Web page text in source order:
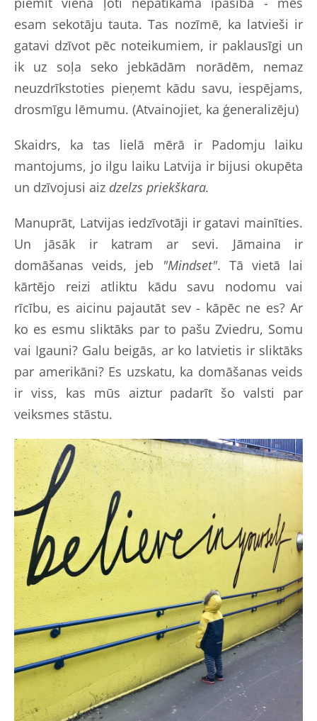
esam sekotāju tauta. Tas nozīmē, ka latvieši ir
gatavi dzīvot pēc noteikumiem, ir paklausīgi un
ik uz soļa seko jebkādām norādēm, nemaz
neuzdrīkstoties pieņemt kādu savu, iespējams,
drosmīgu lēmumu. (Atvainojiet, ka ģeneralizēju)
Skaidrs, ka tas lielā mērā ir Padomju laiku
mantojums, jo ilgu laiku Latvija ir bijusi okupēta
un dzīvojusi aiz dzelzs priekškara.
Manuprāt, Latvijas iedzīvotāji ir gatavi mainīties.
Un jāsāk ir katram ar sevi. Jāmaina ir
domāšanas veids, jeb
"Mindset". Tā vietā lai
kārtējo reizi atliktu kādu savu nodomu vai
rīcību, es aicinu pajautāt sev - kāpēc ne es? Ar
ko es esmu sliktāks par to pašu Zviedru, Somu
vai Igauni? Galu beigās, ar ko latvietis ir sliktāks
par amerikāni? Es uzskatu, ka domāšanas veids
ir viss, kas mūs aiztur padarīt šo valsti par
veiksmes stāstu.